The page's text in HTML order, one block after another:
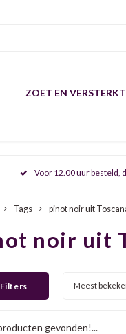
ZOET EN VERSTERKT
Voor 12.00 uur besteld,
Tags pinot noir uit
noir uit
Filters Meest
gevonden!...